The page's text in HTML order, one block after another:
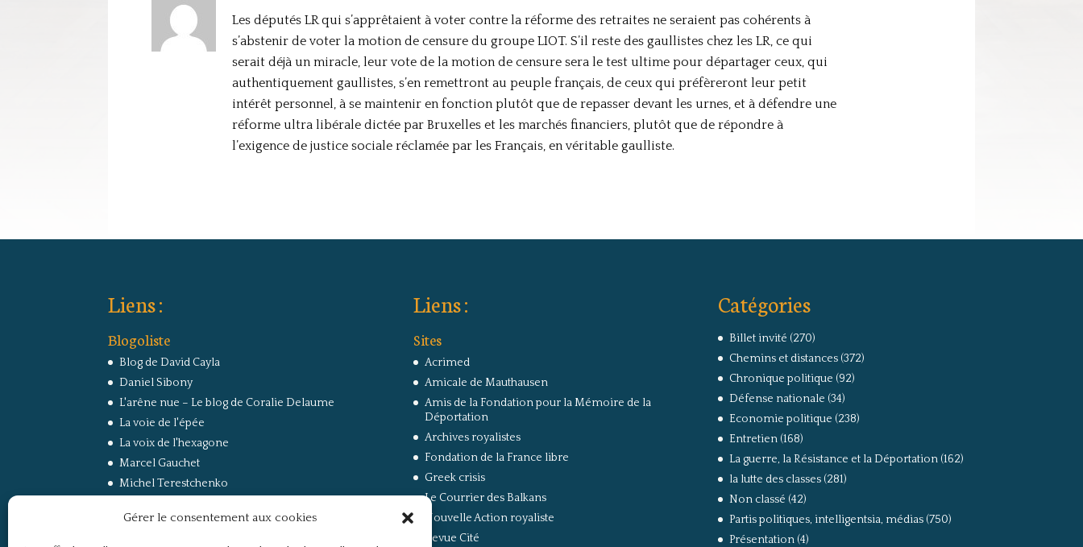
Gérer le consentement aux cookies
Les députés LR qui s’apprêtaient à voter contre la réforme des retraites ne seraient pas cohérents à
s’abstenir de voter la motion de censure du groupe LIOT. S’il reste des gaullistes chez les LR, ce qui
serait déjà un miracle, leur vote de la motion de censure sera le test ultime pour départager ceux, qui
authentiquement gaullistes, s’en remettront au peuple français, de ceux qui préfèreront leur petit
intérêt personnel, à se maintenir en fonction plutôt que de repasser devant les urnes, et à défendre une
réforme ultra libérale dictée par Bruxelles et les marchés financiers, plutôt que de répondre à
l’exigence de justice sociale réclamée par les Français, en véritable gaulliste.
Liens :
Blogoliste
Blog de David Cayla
Daniel Sibony
L'arêne nue – Le blog de Coralie Delaume
La voie de l'épée
La voix de l'hexagone
Marcel Gauchet
Michel Terestchenko
RussEurope – Le Carnet de Jacques Sapir sur la
Liens :
Sites
Acrimed
Amicale de Mauthausen
Amis de la Fondation pour la Mémoire de la
Déportation
Archives royalistes
Fondation de la France libre
Greek crisis
Le Courrier des Balkans
Nouvelle Action royaliste
Revue Cité
Catégories
Billet invité (270)
Chemins et distances(372)
Chronique politique (92)
Défense nationale (34)
Economie politique (238)
Entretien(168)
La guerre, la Résistance et la Déportation(162)
la lutte des classes(281)
Non classé (42)
Partis politiques, intelligentsia, médias(750)
Présentation(4)